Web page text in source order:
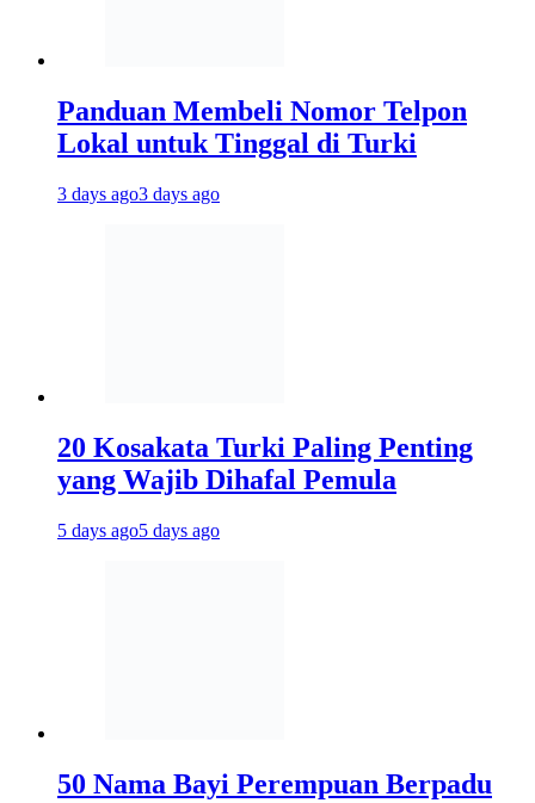
Panduan Membeli Nomor Telpon
Lokal untuk Tinggal di Turki
3 days ago3 days ago
20 Kosakata Turki Paling Penting
yang Wajib Dihafal Pemula
5 days ago5 days ago
50 Nama Bayi Perempuan Berpadu